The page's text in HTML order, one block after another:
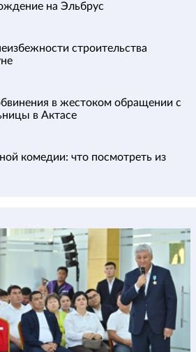
на Эльбрус
строительства
в жестоком обращении с
в Актасе
комедии: что посмотреть из